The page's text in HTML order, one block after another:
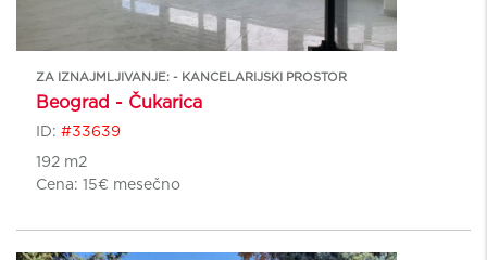
ZA IZNAJMLJIVANJE: - KANCELARIJSKI PROSTOR
Beograd - Čukarica
ID: #33639
192 m2
Cena: 15€ mesečno